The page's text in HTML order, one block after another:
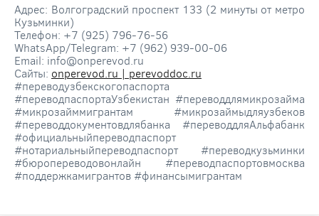
Адрес: Волгоградский проспект 133 (2 минуты от метро
Кузьминки)
Телефон: +7 (925) 796-76-56
WhatsApp/Telegram: +7 (962) 939-00-06
Email: info@onperevod.ru
Сайты: onperevod.ru | perevoddoc.ru
#переводузбекскогопаспорта
#переводпаспортаУзбекистан #переводдлямикрозайма
#микрозайммигрантам #микрозаймыдляузбеков
#переводдокументовдлябанка #переводдляАльфабанк
#официальныйпереводпаспорт
#нотариальныйпереводпаспорт #переводкузьминки
#бюропереводовонлайн #переводпаспортовмосква
#поддержкамигрантов #финансымигрантам